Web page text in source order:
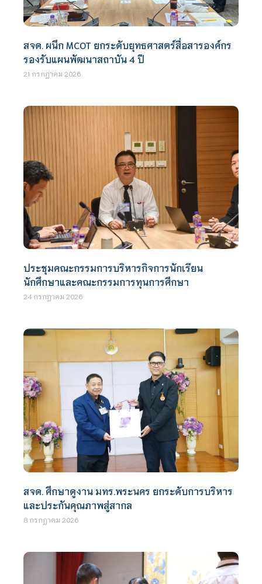
สจด. ผนึก MCOT ยกระดับยุทธศาสตร์สื่อสารองค์กร
รองรับแผนพัฒนาสถาบัน 4 ปี
21 กรกฎาคม 2026
ประชุมคณะกรรมการบริหารกิจการนักเรียน
นักศึกษาและคณะกรรมการทุนการศึกษา
24 กรกฎาคม 2026
สจด. ศึกษาดูงาน มทร.พระนคร ยกระดับการบริหาร
และประกันคุณภาพสู่สากล
8 กรกฎาคม 2026